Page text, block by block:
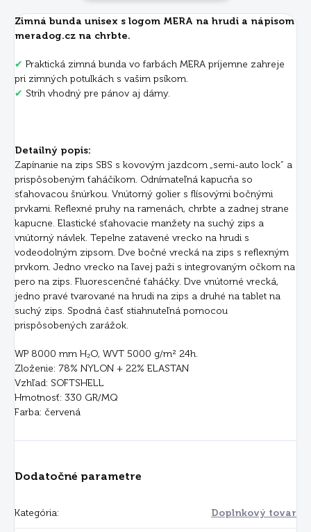
Zimná bunda unisex s logom MERA na hrudi a nápisom
meradog.cz na chrbte.
✔ Praktická zimná bunda vo farbách MERA príjemne zahreje
pri zimných potulkách s vašim psíkom.
✔ Strih vhodný pre pánov aj dámy.
Detailný popis:
Zapínanie na zips SBS s kovovým jazdcom „semi-auto lock“ a
prispôsobeným ťaháčikom. Odnímateľná kapucňa so
sťahovacou šnúrkou. Vnútorný golier s flísovými bočnými
prvkami. Reflexné pruhy na ramenách, chrbte a zadnej strane
kapucne. Elastické sťahovacie manžety na suchý zips a
vnútorný návlek. Tepelne zatavené vrecko na hrudi s
vodeodolným zipsom. Dve bočné vrecká na zips s reflexným
prvkom. Jedno vrecko na ľavej paži s integrovaným očkom na
pero na zips. Fluorescenčné ťaháčky. Dve vnútorné vrecká,
jedno pravé tvarované na hrudi na zips a druhé na tablet na
suchý zips. Spodná časť stiahnuteľná pomocou
prispôsobených zarážok.
WP 8000 mm H₂O, WVT 5000 g/m² 24h.
Zloženie: 78% NYLON + 22% ELASTAN
Vzhľad: SOFTSHELL
Hmotnosť: 330 GR/MQ
Farba: červená
Dodatočné parametre
Kategória: Doplnkový tovar